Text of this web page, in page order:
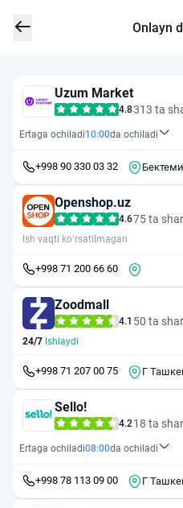
Onlayn
Uzum Market
4.8313 ta
Ertaga ochiladi10:00da ochiladi
+998 90 330 03 32
Openshop.uz
4.675 ta
Ish vaqti ko‘rsatilmagan
+998 71 200 66 60
Zoodmall
4.1 50 ta
24/7 Ishlaydi
+998 71 207 00 75
Г
Sello!
4.2 18 ta
Ertaga ochiladi08:00da ochiladi
+998 78 113 09 00
Г